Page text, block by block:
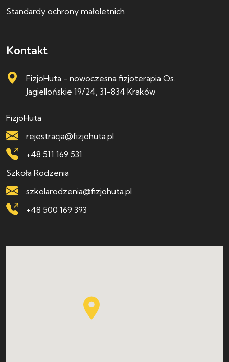
Standardy ochrony małoletnich
Kontakt
FizjoHuta - nowoczesna fizjoterapia Os.
Jagiellońskie 19/24, 31-834 Kraków
FizjoHuta
rejestracja@fizjohuta.pl
+48 511 169 531
Szkoła Rodzenia
szkolarodzenia@fizjohuta.pl
+48 500 169 393